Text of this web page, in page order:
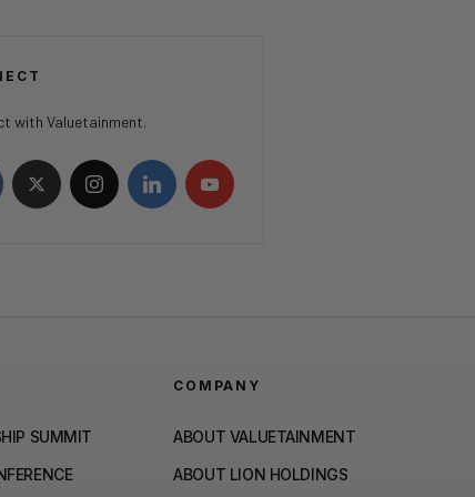
with Valuetainment.
SUMMIT
COMPANY
ABOUT VALUETAINMENT
ABOUT LION HOLDINGS